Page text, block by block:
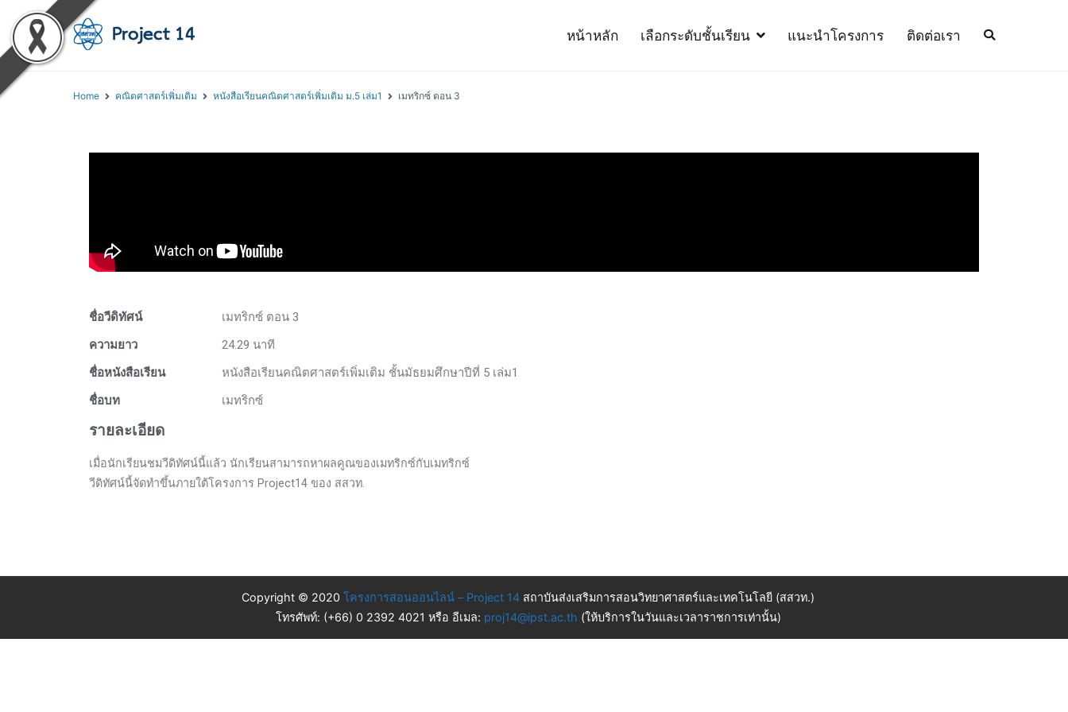
หน้าหลัก เลือกระดับชั้นเรียน แนะนำโครงการ ติดต่อเรา
Home คณิตศาสตร์เพิ่มเติม หนังสือเรียนคณิตศาสตร์เพิ่มเติม ม.5 เล่ม1 เมทริกซ์ ตอน 3
ชื่อวีดิทัศน์
เมทริกซ์ ตอน 3
ความยาว
24.29 นาที
ชื่อหนังสือเรียน
หนังสือเรียนคณิตศาสตร์เพิ่มเติม ชั้นมัธยมศึกษาปีที่ 5 เล่ม1
ชื่อบท
เมทริกซ์
รายละเอียด
เมื่อนักเรียนชมวีดิทัศน์นี้แล้ว นักเรียนสามารถหาผลคูณของเมทริกซ์กับเมทริกซ์
วีดิทัศน์นี้จัดทำขึ้นภายใต้โครงการ Project14 ของ สสวท.
Copyright © 2020 โครงการสอนออนไลน์ – Project 14 สถาบันส่งเสริมการสอนวิทยาศาสตร์และเทคโนโลยี (สสวท.)
โทรศัพท์: (+66) 0 2392 4021 หรือ อีเมล: proj14@ipst.ac.th (ให้บริการในวันและเวลาราชการเท่านั้น)